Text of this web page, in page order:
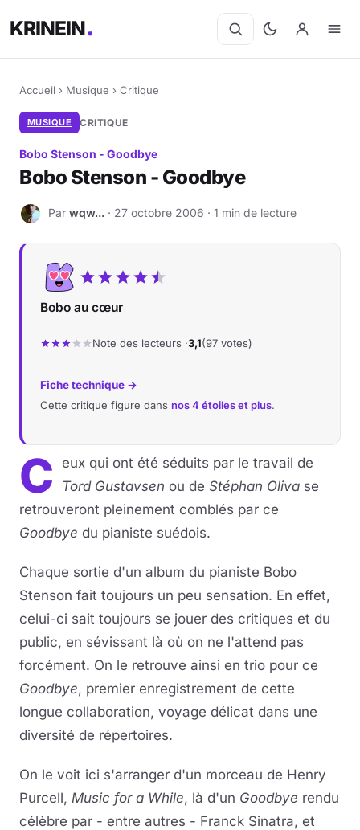
KRINEIN
Accueil › Musique › Critique
MUSIQUE CRITIQUE
Bobo Stenson - Goodbye
Bobo Stenson - Goodbye
W Par wqw... · 27 octobre 2006 · 1 min de lecture
Bobo au cœur
Note des lecteurs ·3,1(97 votes)
Fiche technique →
Cette critique figure dans nos 4 étoiles et plus.
C
eux qui ont été séduits par le travail de
Tord Gustavsen ou de Stéphan Oliva se
retrouveront pleinement comblés par ce
Goodbye du pianiste suédois.
Chaque sortie d'un album du pianiste Bobo
Stenson fait toujours un peu sensation. En effet,
celui-ci sait toujours se jouer des critiques et du
public, en sévissant là où on ne l'attend pas
forcément. On le retrouve ainsi en trio pour ce
Goodbye, premier enregistrement de cette
longue collaboration, voyage délicat dans une
diversité de répertoires.
On le voit ici s'arranger d'un morceau de Henry
Purcell, Music for a While, là d'un Goodbye rendu
célèbre par - entre autres - Franck Sinatra, et